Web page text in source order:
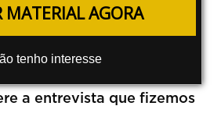
MATERIAL AGORA
tenho interesse
Fishkin fala sobre
Lost and Founder
a entrevista que fizemos